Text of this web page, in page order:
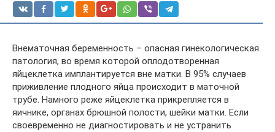
Внематочная беременность – опасная гинекологическая
патология, во время которой оплодотворенная
яйцеклетка имплантируется вне матки. В 95% случаев
приживление плодного яйца происходит в маточной
трубе. Намного реже яйцеклетка прикрепляется в
яичнике, органах брюшной полости, шейки матки. Если
своевременно не диагностировать и не устранить